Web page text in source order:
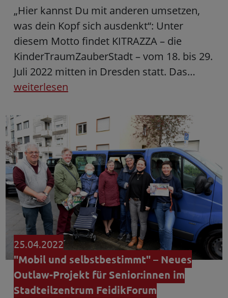
„Hier kannst Du mit anderen umsetzen,
was dein Kopf sich ausdenkt“: Unter
diesem Motto findet KITRAZZA – die
KinderTraumZauberStadt – vom 18. bis 29.
Juli 2022 mitten in Dresden statt. Das…
weiterlesen
25.04.2022
"Mobil und selbstbestimmt" – Neues
Outlaw-Projekt für Senior:innen im
Stadteilzentrum FeidikForum